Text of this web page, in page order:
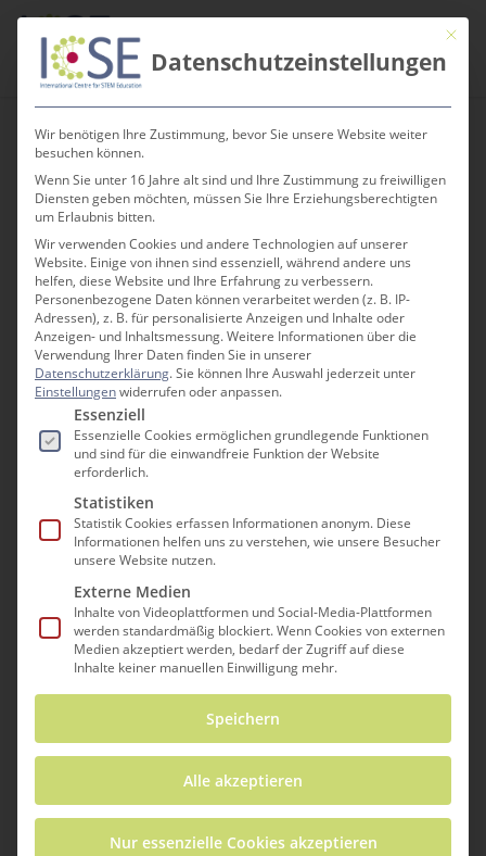
Skip
content
search
MÄDCHEN MACHEN MINT!
Willkommen
Mitmachen
Mit
Datenschutzeinstellungen
Wir benötigen Ihre Zustimmung, bevor Sie unsere Website weiter
besuchen können.
Wenn Sie unter 16 Jahre alt sind und Ihre Zustimmung zu freiwilligen
Diensten geben möchten, müssen Sie Ihre Erziehungsberechtigten
um Erlaubnis bitten.
Wir verwenden Cookies und andere Technologien auf unserer
Website. Einige von ihnen sind essenziell, während andere uns
helfen, diese Website und Ihre Erfahrung zu verbessern.
Personenbezogene Daten können verarbeitet werden (z. B. IP-
Adressen), z. B. für personalisierte Anzeigen und Inhalte oder
Anzeigen- und Inhaltsmessung.Weitere Informationen über die
Verwendung Ihrer Daten finden Sie in unserer
Datenschutzerklärung.Sie können Ihre Auswahl jederzeit unter
Einstellungenwiderrufen oder anpassen.
Es folgt eine Liste der Service-Gruppen, für die
Essenziell
Essenzielle Cookies ermöglichen grundlegende Funktionen
und sind für die einwandfreie Funktion der Website
erforderlich.
Statistiken
Statistik Cookies erfassen Informationen anonym. Diese
Informationen helfen uns zu verstehen, wie unsere Besucher
unsere Website nutzen.
Externe Medien
Inhalte von Videoplattformen und Social-Media-Plattformen
werden standardmäßig blockiert. Wenn Cookies von externen
Medien akzeptiert werden, bedarf der Zugriff auf diese
Inhalte keiner manuellen Einwilligung mehr.
Speichern
Alle akzeptieren
Nur essenzielle Cookies akzeptieren